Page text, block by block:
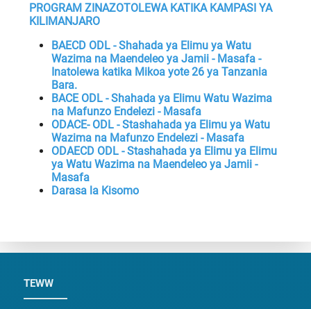
PROGRAM ZINAZOTOLEWA KATIKA KAMPASI YA
KILIMANJARO
BAECD ODL - Shahada ya Elimu ya Watu
Wazima na Maendeleo ya Jamii - Masafa -
Inatolewa katika Mikoa yote 26 ya Tanzania
Bara.
BACE ODL - Shahada ya Elimu Watu Wazima
na Mafunzo Endelezi - Masafa
ODACE- ODL - Stashahada ya Elimu ya Watu
Wazima na Mafunzo Endelezi - Masafa
ODAECD ODL - Stashahada ya Elimu ya Elimu
ya Watu Wazima na Maendeleo ya Jamii -
Masafa
Darasa la Kisomo
TEWW